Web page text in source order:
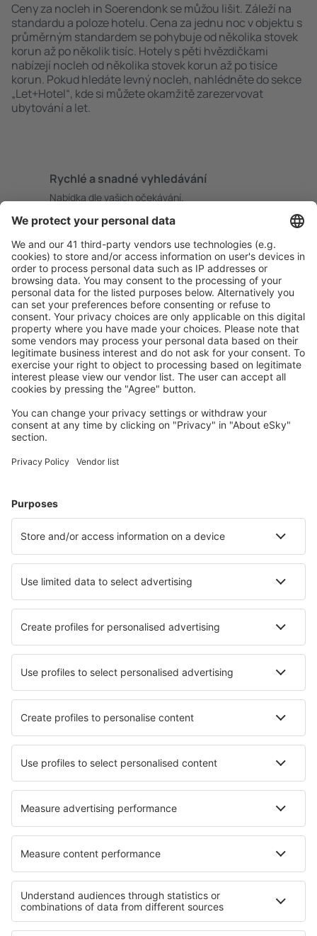
Ceny za nocleh in Soerendonk se můžou lišit. Záleží na
standardu a poloze hotelu. Cena za jednu noc v objektu s
průměrným standardem se pohybuje od několika stovek
korun až po několik tisíc. Hotely s pěti hvězdičkami
nabízejí nocleh od několika stovek korun až po tisíce
korun. Pokud hledáte levný nocleh, nahlédněte do sekce
„Let+Hotel“, kde si můžete okamžitě zarezervovat
ubytování a let.
Rychlé a snadné vyhledávání
Nabídka dle vašich očekávání.
Pečlivé plánování
Bezproblémová rezervace s možností bezplatného
zrušení.
S námi ušetříte
Atraktivní ceny a speciální nabídky pro přihlášené
uživatele.
Ubytování dle vašeho gusta
Vyberte si z více než 1.3 milionu zařízení: hotelů,
Nejvyhledávanější hotely uživateli eSky
Hotely in Callantsoog Hotely v Amsterdamu
Hotely in Egmond aan Zee Hotely in Ruinen
Hotely in Biddinghuizen Hotely in Enschede
Nejlepší hotely - města
Hotely in Buckhannon Hotely in Golden Bay
Hotely in Trois-Épis Hotely in Repino Hotely in Marshall
Hotely in Bad Sobernheim Hotely v Pago Pago
Hotely in Laiagam
Nejlepší hotely - regiony
Hotely v Nizozemsku Hotely in Tayrona National Park
Hotely in Kenai Fjords National Park